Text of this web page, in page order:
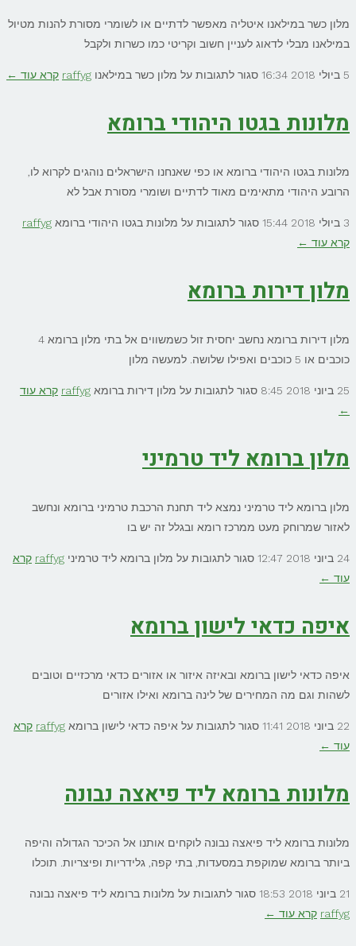
מלון כשר במילאנו איטליה מאפשר לדתיים או לשומרי מסורת להנות מטיול
במילאנו מבלי לדאוג לעניין חשוב וקריטי כמו כשרות ולקבל
5 ביולי 2018 16:34 סגור לתגובות על מלון כשר במילאנו raffyg קרא עוד ←
מלונות בגטו היהודי ברומא
מלונות בגטו היהודי ברומא או כפי שאנחנו הישראלים נוהגים לקרוא לו,
הרובע היהודי מתאימים מאוד לדתיים ושומרי מסורת אבל לא
3 ביולי 2018 15:44 סגור לתגובות על מלונות בגטו היהודי ברומא raffyg
קרא עוד ←
מלון דירות ברומא
מלון דירות ברומא נחשב יחסית זול כשמשווים אל בתי מלון ברומא 4
כוכבים או 5 כוכבים ואפילו שלושה. למעשה מלון
25 ביוני 2018 8:45 סגור לתגובות על מלון דירות ברומא raffyg קרא עוד
←
מלון ברומא ליד טרמיני
מלון ברומא ליד טרמיני נמצא ליד תחנת הרכבת טרמיני ברומא ונחשב
לאזור שמרוחק מעט ממרכז רומא ובגלל זה יש בו
24 ביוני 2018 12:47 סגור לתגובות על מלון ברומא ליד טרמיני raffyg קרא
עוד ←
איפה כדאי לישון ברומא
איפה כדאי לישון ברומא ובאיזה איזור או אזורים כדאי מרכזיים וטובים
לשהות וגם מה המחירים של לינה ברומא ואילו אזורים
22 ביוני 2018 11:41 סגור לתגובות על איפה כדאי לישון ברומא raffyg קרא
עוד ←
מלונות ברומא ליד פיאצה נבונה
מלונות ברומא ליד פיאצה נבונה לוקחים אותנו אל הכיכר הגדולה והיפה
ביותר ברומא שמוקפת במסעדות, בתי קפה, גלידריות ופיצריות. תוכלו
21 ביוני 2018 18:53 סגור לתגובות על מלונות ברומא ליד פיאצה נבונה
raffyg קרא עוד ←